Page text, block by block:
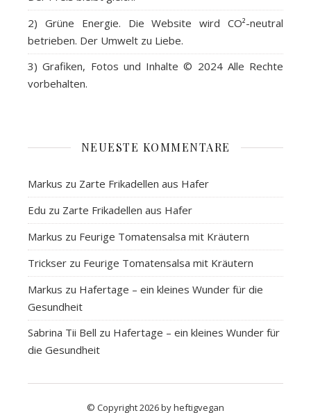
2) Grüne Energie. Die Website wird CO²-neutral
betrieben. Der Umwelt zu Liebe.
3)Grafiken, Fotos und Inhalte © 2024 Alle Rechte
vorbehalten.
NEUESTE KOMMENTARE
Markus zu Zarte Frikadellen aus Hafer
Edu zu Zarte Frikadellen aus Hafer
Markus zu Feurige Tomatensalsa mit Kräutern
Trickser zu Feurige Tomatensalsa mit Kräutern
Markus zu Hafertage – ein kleines Wunder für die
Gesundheit
Sabrina Tii Bell zu Hafertage – ein kleines Wunder für
die Gesundheit
© Copyright 2026 by heftigvegan